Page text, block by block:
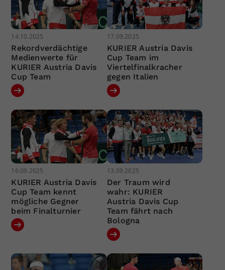
14.10.2025
Rekordverdächtige
Medienwerte für
KURIER Austria Davis
Cup Team
17.09.2025
KURIER Austria Davis
Cup Team im
Viertelfinalkracher
gegen Italien
16.09.2025
KURIER Austria Davis
Cup Team kennt
mögliche Gegner
beim Finalturnier
13.09.2025
Der Traum wird
wahr: KURIER
Austria Davis Cup
Team fährt nach
Bologna